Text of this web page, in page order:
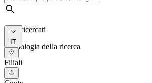
I più ricercati
Cronologia della ricerca
IT
Filiali